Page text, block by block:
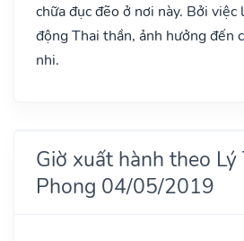
chữa đục đẽo ở nơi này. Bởi
động Thai thần, ảnh hưởng đến
nhi.
Giờ xuất hành theo Lý
Phong 04/05/2019